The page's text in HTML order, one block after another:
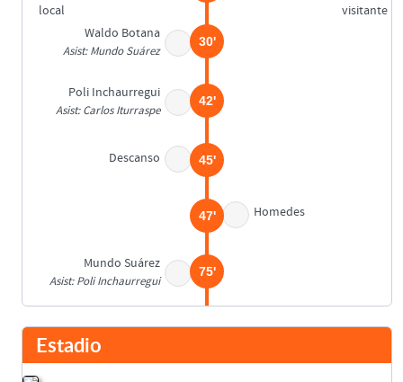
Waldo Botana
Asist: Mundo Suárez
30'
Poli Inchaurregui
Asist: Carlos Iturraspe
42'
Descanso 45'
Homedes
47'
Mundo Suárez
Asist: Poli Inchaurregui
75'
Final del partido 90'
Estadio